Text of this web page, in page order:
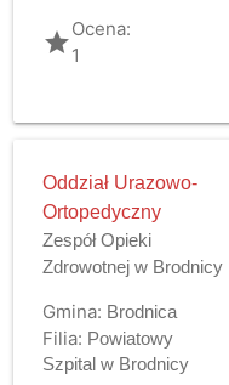
gradeOcena:
1
Oddział Urazowo-
Ortopedyczny
Zespół Opieki
Zdrowotnej w Brodnicy
Gmina: Brodnica
Filia: Powiatowy
Szpital w Brodnicy